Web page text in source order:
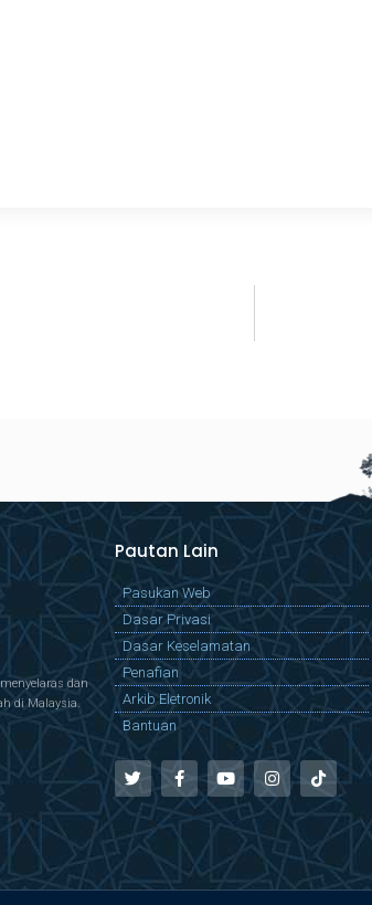
dan
di Malaysia.
Pautan Lain
Pasukan Web
Dasar Privasi
Dasar Keselamatan
Penafian
Arkib Eletronik
Bantuan